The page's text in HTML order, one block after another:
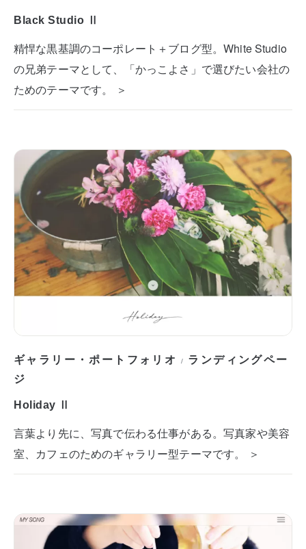
Black Studio Ⅱ
精悍な黒基調のコーポレート＋ブログ型。White Studio
の兄弟テーマとして、「かっこよさ」で選びたい会社の
ためのテーマです。 ＞
ギャラリー・ポートフォリオ / ランディングペー
ジ
Holiday Ⅱ
言葉より先に、写真で伝わる仕事がある。写真家や美容
室、カフェのためのギャラリー型テーマです。 ＞